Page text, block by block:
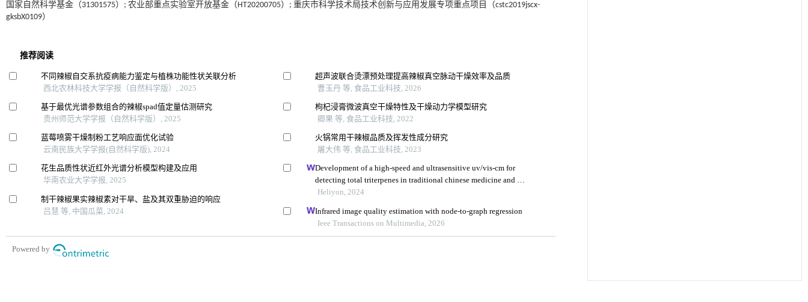
国家自然科学基金（31301575）; 农业部重点实验室开放基金（HT20200705）; 重庆市科学技术局技术创新与应用发展专项重点项目（cstc2019jscx-
gksbX0109）